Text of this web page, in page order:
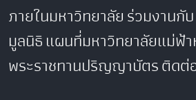
ภายในมหาวิทยาลัยร่วมงานกั
มูลนิธิแผนที่มหาวิทยาลัยแม่ฟ้
พระราชทานปริญญาบัตรติดต่